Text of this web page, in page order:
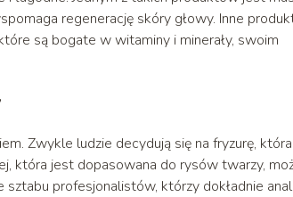
regenerację skóry głowy. Inne
są bogate w witaminy i minerały, swoim
Zwykle ludzie decydują się na fryzurę,
która jest dopasowana do rysów twarzy,
profesjonalistów, którzy dokładnie